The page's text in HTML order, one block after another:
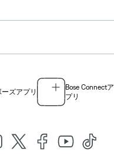
ーズアプリ
Bose Connectア
プリ